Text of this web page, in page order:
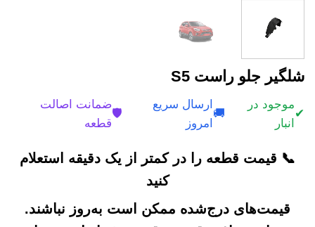
شلگیر جلو راست S5
✔
موجود در
انبار
🚚
ارسال سریع
امروز
🛡️
ضمانت اصالت
قطعه
📞 قیمت قطعه را در کمتر از یک دقیقه استعلام
کنید
قیمت‌های درج‌شده ممکن است به‌روز نباشند.